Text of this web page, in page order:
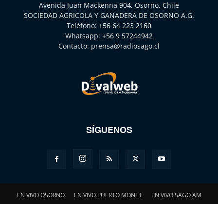
Avenida Juan Mackenna 904, Osorno, Chile
SOCIEDAD AGRICOLA Y GANADERA DE OSORNO A.G.
Teléfono: +56 64 223 2160
Whatsapp: +56 9 57244942
Contacto: prensa@radiosago.cl
SÍGUENOS
EN VIVO OSORNO EN VIVO PUERTO MONTT EN VIVO SAGO AM